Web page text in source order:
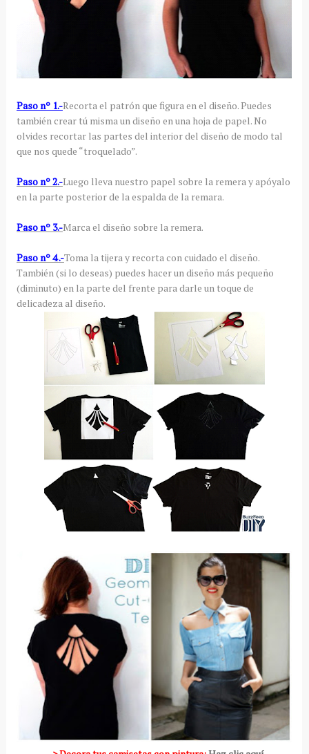
Paso nº 1.-Recorta el patrón que figura en el diseño. Puedes
también crear tú misma un diseño en una hoja de papel. No
olvides recortar las partes del interior del diseño de modo tal
que nos quede “troquelado”.
Paso nº 2.-Luego lleva nuestro papel sobre la remera y apóyalo
en la parte posterior de la espalda de la remara.
Paso nº 3.-Marca el diseño sobre la remera.
Paso nº 4 .-Toma la tijera y recorta con cuidado el diseño.
También (si lo deseas) puedes hacer un diseño más pequeño
(diminuto) en la parte del frente para darle un toque de
delicadeza al diseño.